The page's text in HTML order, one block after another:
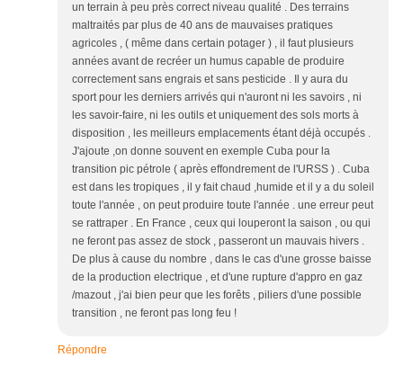
un terrain à peu près correct niveau qualité . Des terrains
maltraités par plus de 40 ans de mauvaises pratiques
agricoles , ( même dans certain potager ) , il faut plusieurs
années avant de recréer un humus capable de produire
correctement sans engrais et sans pesticide . Il y aura du
sport pour les derniers arrivés qui n'auront ni les savoirs , ni
les savoir-faire, ni les outils et uniquement des sols morts à
disposition , les meilleurs emplacements étant déjà occupés .
J'ajoute ,on donne souvent en exemple Cuba pour la
transition pic pétrole ( après effondrement de l'URSS ) . Cuba
est dans les tropiques , il y fait chaud ,humide et il y a du soleil
toute l'année , on peut produire toute l'année . une erreur peut
se rattraper . En France , ceux qui louperont la saison , ou qui
ne feront pas assez de stock , passeront un mauvais hivers .
De plus à cause du nombre , dans le cas d'une grosse baisse
de la production electrique , et d'une rupture d'appro en gaz
/mazout , j'ai bien peur que les forêts , piliers d'une possible
transition , ne feront pas long feu !
Répondre